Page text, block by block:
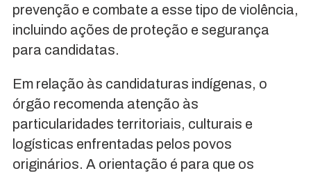
prevenção e combate a esse tipo de violência,
incluindo ações de proteção e segurança
para candidatas.
Em relação às candidaturas indígenas, o
órgão recomenda atenção às
particularidades territoriais, culturais e
logísticas enfrentadas pelos povos
originários. A orientação é para que os